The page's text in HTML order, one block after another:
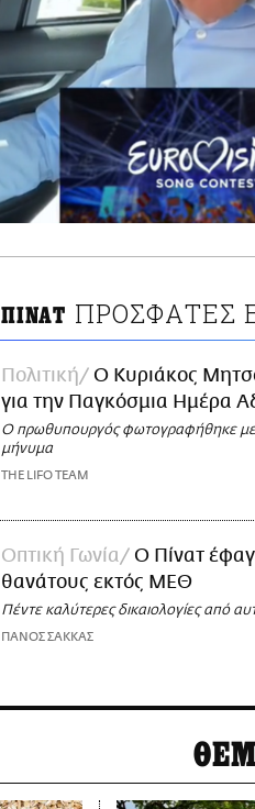
ΠΙΝΑΤ ΠΡΟΣΦΑΤΕΣ
Πολιτική
Ο Κυριάκος
για την Παγκόσμια Ημέρα
Ο πρωθυπουργός φωτογραφήθηκε με
μήνυμα
THE LIFO TEAM
Οπτική Γωνία
Ο Πίνατ
θανάτους εκτός ΜΕΘ
Πέντε καλύτερες δικαιολογίες από
ΠΑΝΟΣ ΣΑΚΚΑΣ